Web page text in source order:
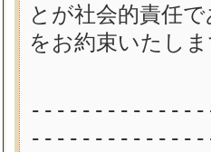
とが社会的責任
をお約束いたし